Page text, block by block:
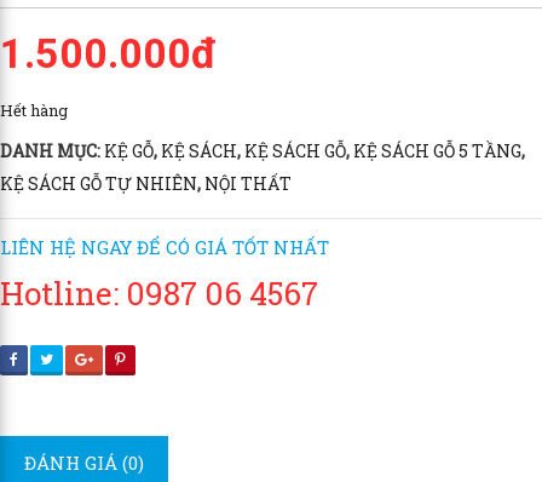
1.500.000đ
Hết hàng
DANH MỤC: KỆ GỖ, KỆ SÁCH, KỆ SÁCH GỖ, KỆ SÁCH GỖ 5 TẦNG,
KỆ SÁCH GỖ TỰ NHIÊN, NỘI THẤT
LIÊN HỆ NGAY ĐỂ CÓ GIÁ TỐT NHẤT
Hotline: 0987 06 4567
ĐÁNH GIÁ (0)